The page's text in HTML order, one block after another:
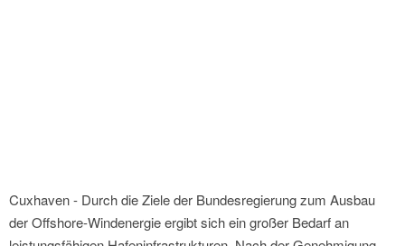
Cuxhaven - Durch die Ziele der Bundesregierung zum Ausbau
der Offshore-Windenergie ergibt sich ein großer Bedarf an